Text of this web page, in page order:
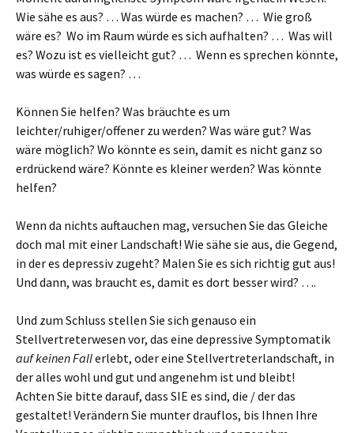
Wie sähe es aus? … Was würde es machen? … Wie groß
wäre es? Wo im Raum würde es sich aufhalten? … Was will
es? Wozu ist es vielleicht gut? … Wenn es sprechen könnte,
was würde es sagen? …
Können Sie helfen? Was bräuchte es um
leichter/ruhiger/offener zu werden? Was wäre gut? Was
wäre möglich? Wo könnte es sein, damit es nicht ganz so
erdrückend wäre? Könnte es kleiner werden? Was könnte
helfen?
Wenn da nichts auftauchen mag, versuchen Sie das Gleiche
doch mal mit einer Landschaft! Wie sähe sie aus, die Gegend,
in der es depressiv zugeht? Malen Sie es sich richtig gut aus!
Und dann, was braucht es, damit es dort besser wird? ….
Und zum Schluss stellen Sie sich genauso ein
Stellvertreterwesen vor, das eine depressive Symptomatik
auf keinen Fallerlebt, oder eine Stellvertreterlandschaft, in
der alles wohl und gut und angenehm ist und bleibt!
Achten Sie bitte darauf, dass SIE es sind, die / der das
gestaltet! Verändern Sie munter drauflos, bis Ihnen Ihre